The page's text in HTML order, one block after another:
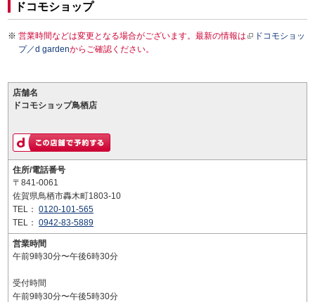
ドコモショップ
営業時間などは変更となる場合がございます。最新の情報は
ドコモショッ
プ／d gardenからご確認ください。
店舗名
ドコモショップ鳥栖店
住所/電話番号
〒841-0061
佐賀県鳥栖市轟木町1803-10
TEL： 0120-101-565
TEL： 0942-83-5889
営業時間
午前9時30分〜午後6時30分
受付時間
午前9時30分〜午後5時30分